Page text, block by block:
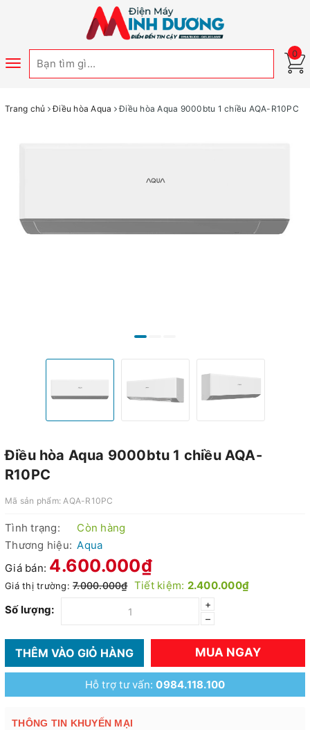
Toggle
0
Trang chủ Điều hòa Aqua Điều hòa Aqua 9000btu 1 chiều AQA-R10PC
Điều hòa Aqua 9000btu 1 chiều AQA-
R10PC
Mã sản phẩm:AQA-R10PC
Tình trạng:
Còn hàng
Thương hiệu: Aqua
Giá bán: 4.600.000₫
Giá thị trường: 7.000.000₫ Tiết kiệm: 2.400.000₫
Số lượng:
+
–
THÊM VÀO GIỎ HÀNG MUA NGAY
Hỗ trợ tư vấn:0984.118.100
THÔNG TIN KHUYẾN MẠI